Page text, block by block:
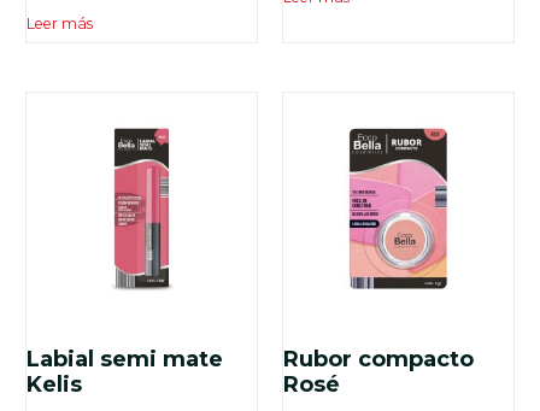
Leer más
Labial semi mate
Kelis
Rubor compacto
Rosé